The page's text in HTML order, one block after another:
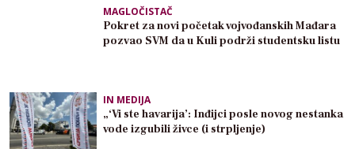
MAGLOČISTAČ
Pokret za novi početak vojvođanskih Mađara
pozvao SVM da u Kuli podrži studentsku listu
IN MEDIJA
„‘Vi ste havarija’: Inđijci posle novog nestanka
vode izgubili živce (i strpljenje)